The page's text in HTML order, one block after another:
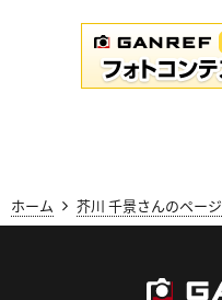
ホーム 芥川 千景さんのページ